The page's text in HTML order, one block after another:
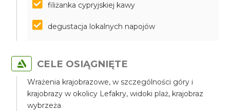
filiżanka cypryjskiej kawy
degustacja lokalnych napojów
CELE OSIĄGNIĘTE
Wrażenia krajobrazowe, w szczególności góry i
krajobrazy w okolicy Lefakry, widoki plaż, krajobraz
wybrzeża